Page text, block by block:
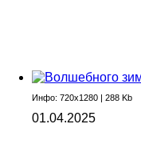
Инфо: 720х1280 | 288 Kb
01.04.2025